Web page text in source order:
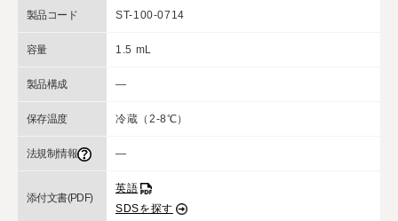
製品コード ST-100-0714
容量 1.5 mL
製品構成 ―
保存温度 冷蔵（2-8℃）
法規制情報 ―
添付文書(PDF)
英語
SDSを探す